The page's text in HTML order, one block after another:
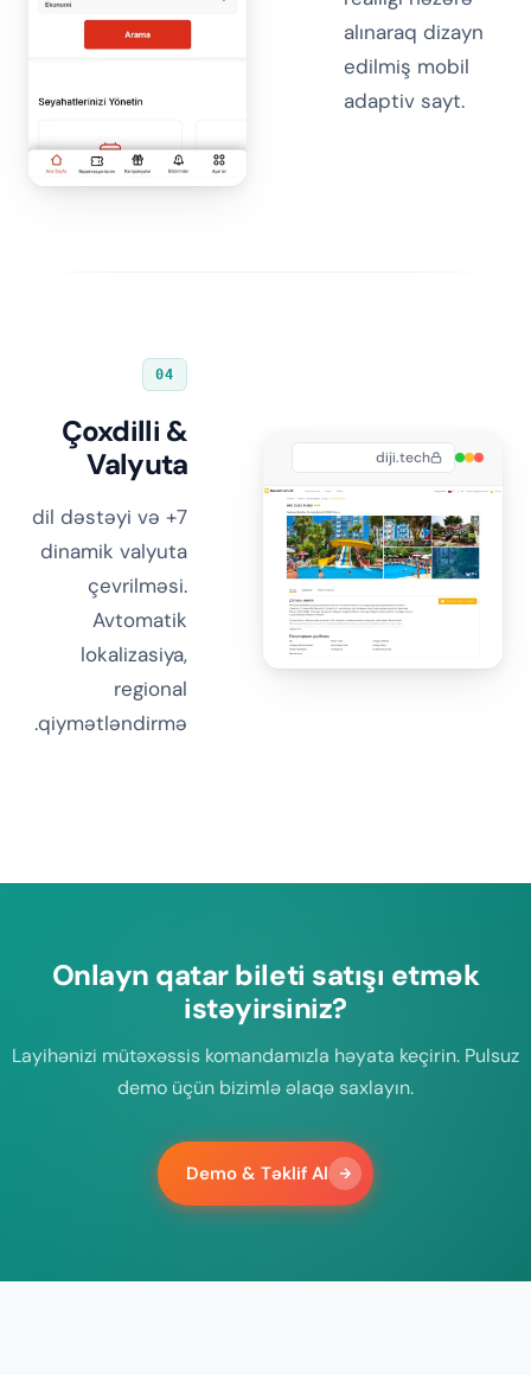
alınaraq dizayn
edilmiş mobil
adaptiv sayt.
diji.tech
04
Çoxdilli &
Valyuta
7+ dil dəstəyi və
dinamik valyuta
çevrilməsi.
Avtomatik
lokalizasiya,
regional
qiymətləndirmə.
Onlayn qatar bileti satışı etmək
istəyirsiniz?
Layihənizi mütəxəssis komandamızla həyata keçirin. Pulsuz
demo üçün bizimlə əlaqə saxlayın.
Demo & Təklif Al